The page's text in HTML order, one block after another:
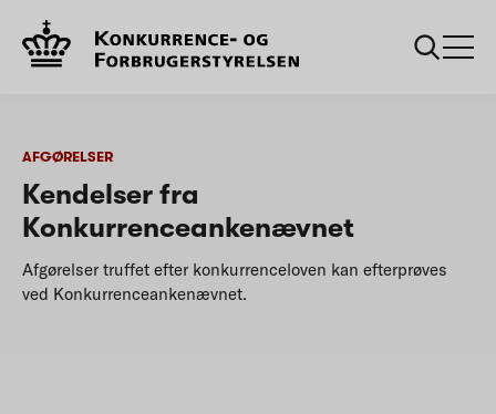
Afgørelser
AFGØRELSER
Kendelser fra
Konkurrenceankenævnet
Afgørelser truffet efter konkurrenceloven kan efterprøves
ved Konkurrenceankenævnet.